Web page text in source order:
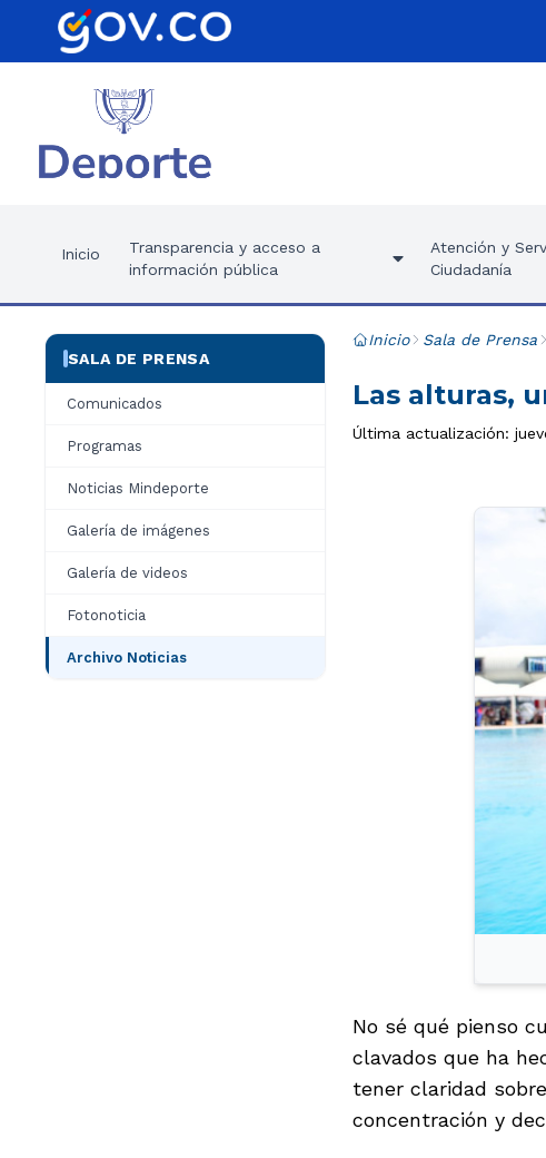
Inicio
Transparencia y acceso a
información pública
Atención y
Ciudadanía
SALA DE PRENSA
Comunicados
Programas
Noticias Mindeporte
Galería de imágenes
Galería de videos
Fotonoticia
Archivo Noticias
Inicio Sala de Prensa
Las alturas,
Última actualización:
No sé qué pienso
clavados que ha
tener claridad
concentración y